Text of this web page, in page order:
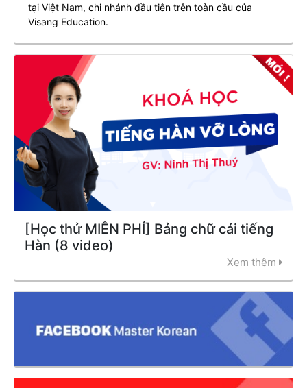
tại Việt Nam, chi nhánh đầu tiên trên toàn cầu của
Visang Education.
[Học thử MIỄN PHÍ] Bảng chữ cái tiếng
Hàn (8 video)
Xem thêm